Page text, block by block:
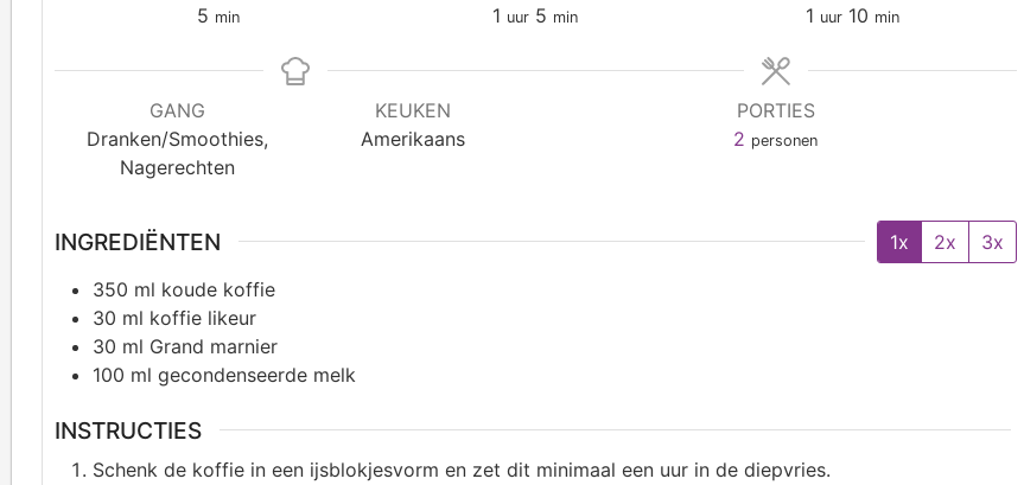
5 min
1 uur 5 min
1 uur 10 min
GANG
Dranken/Smoothies,
Nagerechten
KEUKEN
Amerikaans
PORTIES
2 personen
INGREDIËNTEN 1x 2x
3x
350 ml koude koffie
30 ml koffie likeur
30 ml Grand marnier
100 ml gecondenseerde melk
INSTRUCTIES
Schenk de koffie in een ijsblokjesvorm en zet dit minimaal een uur in de diepvries.